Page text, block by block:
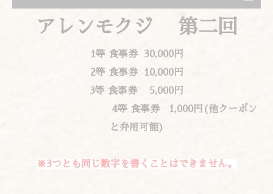
アレンモクジ 第二 回
1等 食事券 30,000円
2等 食事券 10,000円
3等 食事券 5,000 円
4等 食事券 1,000円 (他ク ーポン
と弁用可能)
※3つとも同じ数字を書くことはできません。